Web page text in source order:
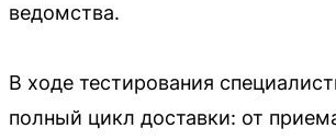
ведомства.
В ходе тестирования
полный цикл доставки: от